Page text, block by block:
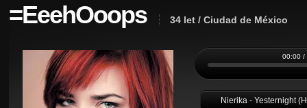
=EeehOoops 34 let / Ciudad de México
00:00 /
Nierika - Yesternight